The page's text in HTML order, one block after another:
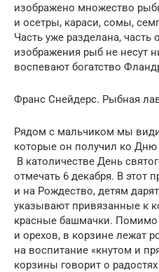
изображено множество
и осетры, караси, сомы,
Часть уже разделана,
изображения рыб не несут
воспевают богатство
Франс Снейдерс. Рыбная
Рядом с мальчиком мы
которые он получил ко Дню
В католичестве День
отмечать 6 декабря. В этот
и на Рождество, детям
указывают привязанные к
красные башмачки. Помимо
и орехов, в корзине лежат
на воспитание «кнутом и
корзины говорит о